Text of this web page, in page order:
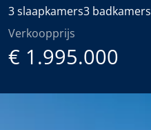
3 slaapkamers3 badkamers
Verkoopprijs
€ 1.995.000